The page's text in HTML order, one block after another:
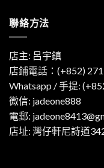
聯絡方法
店主: 呂宇鎮
店鋪電話：(+852)
Whatsapp / 手提:
微信: jadeone888
電郵:
店址: 灣仔軒尼詩道